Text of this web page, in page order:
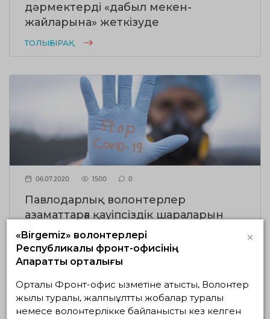
дәрмектерді «дабыл мекен-
жайларына» жеткізуде
ТОЛЫҒЫРАҚ
06.07.2020 1500 0
Павлодарлық волонтерлер
азаматтарға қауіпсіздік шараларын
сақтаудың маңыздылығын еске
салды
ТОЛЫҒЫРАҚ
«Birgemiz» волонтерлері
Республикалық фронт-офисінің
Ақпараттық орталығы
×
Орталық Фронт-офис қызметіне қатысты, Волонтер
жылы туралы, жалпыұлттық жобалар туралы
немесе волонтерлікке байланысты кез келген